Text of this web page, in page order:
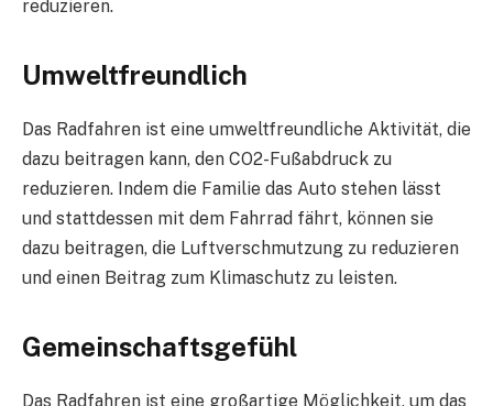
reduzieren.
Umweltfreundlich
Das Radfahren ist eine umweltfreundliche Aktivität, die
dazu beitragen kann, den CO2-Fußabdruck zu
reduzieren. Indem die Familie das Auto stehen lässt
und stattdessen mit dem Fahrrad fährt, können sie
dazu beitragen, die Luftverschmutzung zu reduzieren
und einen Beitrag zum Klimaschutz zu leisten.
Gemeinschaftsgefühl
Das Radfahren ist eine großartige Möglichkeit, um das